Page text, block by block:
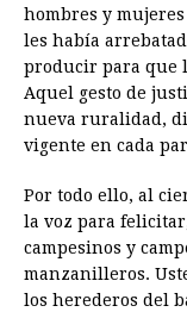
hombres y
les había
producir para que
Aquel gesto de
nueva ruralidad,
vigente en cada
Por todo ello, al
la voz para
campesinos y
manzanilleros.
los herederos del